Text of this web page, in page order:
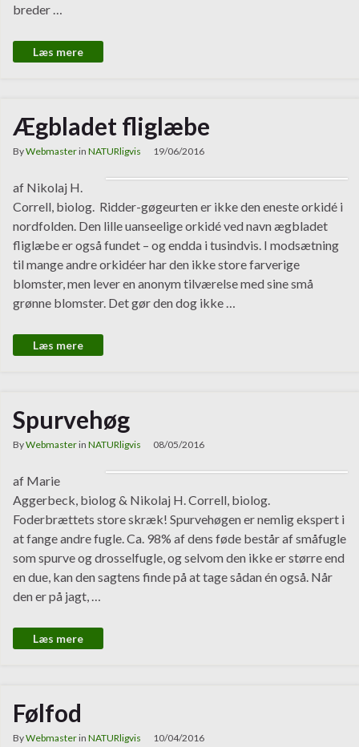
breder …
Læs mere
Ægbladet fliglæbe
ByWebmaster in NATURligvis 19/06/2016
af Nikolaj H.
Correll, biolog. Ridder-gøgeurten er ikke den eneste orkidé i
nordfolden. Den lille uanseelige orkidé ved navn ægbladet
fliglæbe er også fundet – og endda i tusindvis. I modsætning
til mange andre orkidéer har den ikke store farverige
blomster, men lever en anonym tilværelse med sine små
grønne blomster. Det gør den dog ikke …
Læs mere
Spurvehøg
ByWebmaster in NATURligvis 08/05/2016
af Marie
Aggerbeck, biolog & Nikolaj H. Correll, biolog.
Foderbrættets store skræk! Spurvehøgen er nemlig ekspert i
at fange andre fugle. Ca. 98% af dens føde består af småfugle
som spurve og drosselfugle, og selvom den ikke er større end
en due, kan den sagtens finde på at tage sådan én også. Når
den er på jagt, …
Læs mere
Følfod
ByWebmaster in NATURligvis 10/04/2016